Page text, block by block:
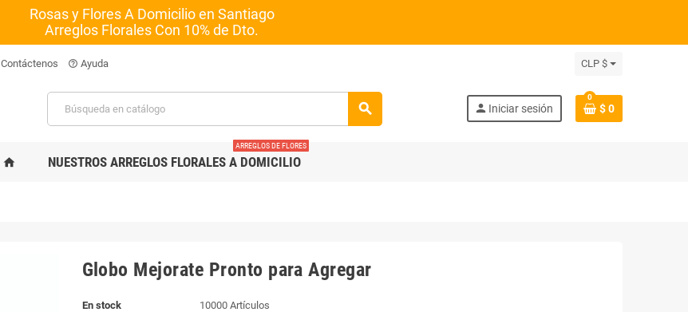
Rosas y Flores A Domicilio en Santiago
Arreglos Florales Con 10% de Dto.
Contáctenos help_outline Ayuda CLP $
search person Iniciar sesión
0
$ 0
home NUESTROS ARREGLOS FLORALES A DOMICILIO
ARREGLOS DE FLORES
Globo Mejorate Pronto para Agregar
En stock 10000 Artículos